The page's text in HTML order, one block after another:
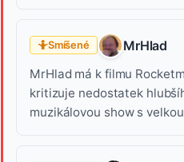
🤷Smíšené MrHlad
MrHlad má k filmu
kritizuje nedostatek
muzikálovou show s